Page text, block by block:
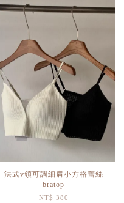
法式v領可調細肩小方格蕾絲
bratop
NT$ 380